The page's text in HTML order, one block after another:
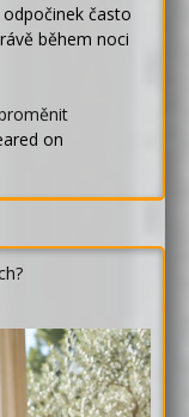
často
během noci
on